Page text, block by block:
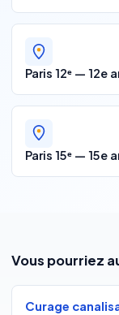
Paris 12ᵉ — 12e
Paris 15ᵉ — 15e
Vous pourriez
Curage